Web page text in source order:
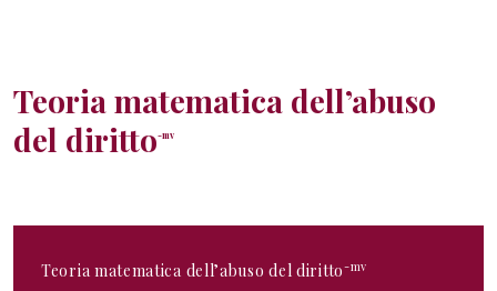
Teoria matematica dell’abuso
del diritto-mv
Teoria matematica dell’abuso del diritto-mv